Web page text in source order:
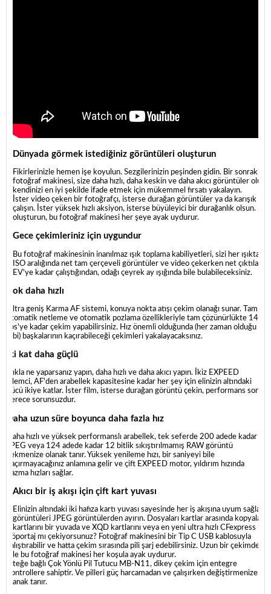
Dünyada görmek istediğiniz görüntüleri oluşturun
Fikirlerinizle hemen işe koyulun. Sezgilerinizin peşinden gidin. Bir sonraki
fotoğraf makinesi, size daha hızlı, daha keskin ve daha akıcı görüntüler
kendinizi en iyi şekilde ifade etmek için mükemmel fırsatı yakalayın.
İster video çeken bir fotoğrafçı, isterse durağan görüntüler ya da karışık
çalışın. İster yüksek hızlı aksiyon, isterse büyüleyici bir durağanlık olsun.
oluşturun, bu fotoğraf makinesi her şeye ayak uydurur.
Gece çekimleriniz için uygundur
Bu fotoğraf makinesinin inanılmaz ışık toplama kabiliyetleri, sizi her
ISO aralığında net tam çerçeveli görüntüler ve video çekerken net çıktılar
EV'ye kadar çalıştığından, odağı çeyrek ay ışığında bile bulabileceksiniz.
Çok daha hızlı
Ultra geniş Karma AF sistemi, konuya nokta atışı çekim olanağı sunar. Tam
otomatik netleme ve otomatik pozlama özellikleriyle tam çözünürlükte 14
fps'ye kadar çekim yapabilirsiniz. Hız önemli olduğunda (her zaman olduğu
gibi) başkalarının kaçırabileceği çekimleri yakalayacaksınız.
İki kat daha güçlü
Işıkla ne yaparsanız yapın, daha hızlı ve daha akıcı yapın. İkiz EXPEED
işlemci, AF'den arabellek kapasitesine kadar her şey için elinizin altındaki
gücü ikiye katlar. İster film, isterse durağan görüntü çekin, performans son
derece sorunsuzdur.
Daha uzun süre boyunca daha fazla hız
Daha hızlı ve yüksek performanslı arabellek, tek seferde 200 adede kadar
JPEG veya 124 adede kadar 12 bitlik sıkıştırılmamış RAW görüntü
çekmenize olanak tanır. Yüksek yenileme hızı, bir saniyeyi bile
kaçırmayacağınız anlamına gelir ve çift EXPEED motor, yıldırım hızında
yazma hızları sağlar.
Akıcı bir iş akışı için çift kart yuvası
Elinizin altındaki iki hafıza kartı yuvası sayesinde her iş akışına uyum
görüntüleri JPEG görüntülerden ayırın. Dosyaları kartlar arasında
kartlarını bir yuvada ve XQD kartlarını veya en yeni ultra hızlı CFexpress
Röportaj mı çekiyorsunuz? Fotoğraf makinesini bir Tip C USB kablosuyla
çalıştırabilir ve hatta çekim sırasında pili şarj edebilirsiniz. Uzun bir çekimde
bile bu fotoğraf makinesi her koşula ayak uydurur.
İsteğe bağlı Çok Yönlü Pil Tutucu MB-N11, dikey çekim için entegre
kontrollere sahiptir. Ve pilleri güç harcamadan ve çalışırken değiştirmenize
olanak tanır.